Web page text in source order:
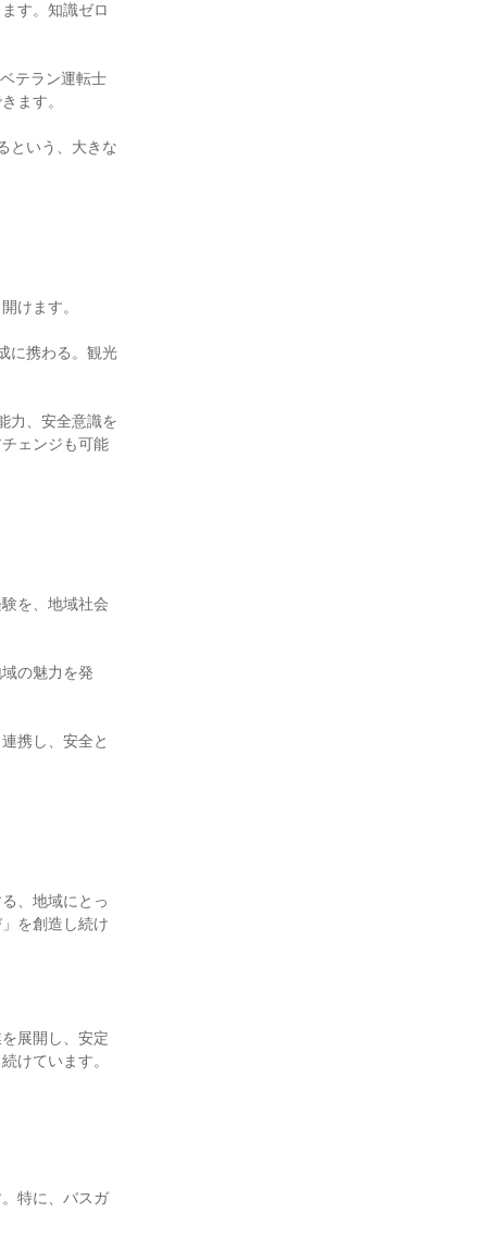
す。知識ゼロ
テラン運転士
ます。
という、大きな
けます。
に携わる。観光
力、安全意識を
ェンジも可能
を、地域社会
の魅力を発
携し、安全と
、地域にとっ
を創造し続け
展開し、安定
けています。
特に、バスガ